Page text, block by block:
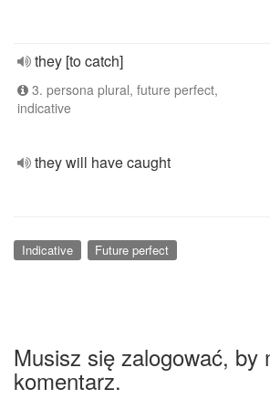
they [to catch]
3. persona plural, future perfect,
indicative
they will have caught
Indicative Future perfect
Musisz się zalogować, by
komentarz.